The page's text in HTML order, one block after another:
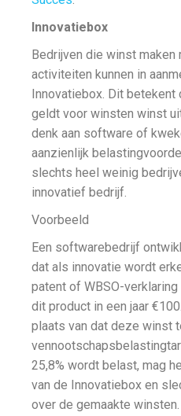
Innovatiebox
Bedrijven die winst maken
activiteiten kunnen in
Innovatiebox. Dit
geldt voor winsten winst
denk aan software of
aanzienlijk
slechts heel weinig
innovatief bedrijf.
Voorbeeld
Een softwarebedrijf
dat als innovatie wordt
patent of WBSO-
dit product in een jaar
plaats van dat deze winst
25,8% wordt belast, mag
van de Innovatiebox en
over de gemaakte